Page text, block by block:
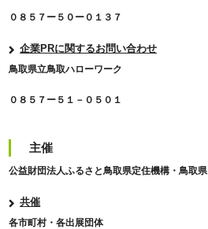
０８５７ー５０ー０１３７
企業PRに関するお問い合わせ
鳥取県立鳥取ハローワーク
０８５７ー５１－０５０１
主催
公益財団法人ふるさと鳥取県定住機構・鳥取県
共催
各市町村・各出展団体